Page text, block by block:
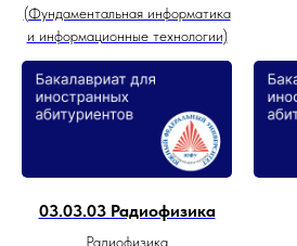
(Фундаментальная информатика
и информационные технологии)
03.03.03 Радиофизика
Радиофизика